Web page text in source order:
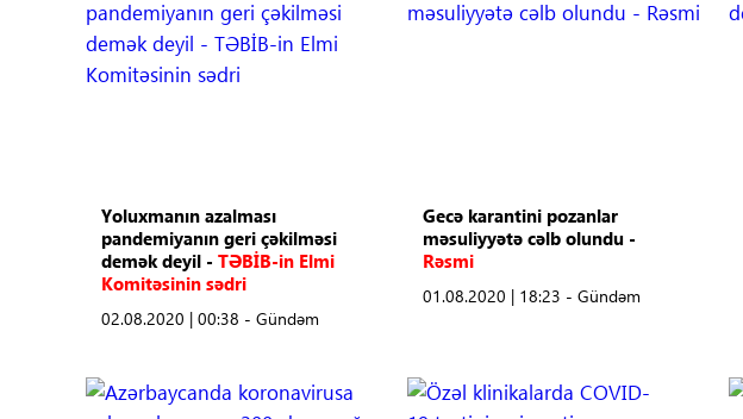
Yoluxmanın azalması
pandemiyanın geri çəkilməsi
demək deyil - TƏBİB-in Elmi
Komitəsinin sədri
02.08.2020 | 00:38 - Gündəm
Gecə karantini pozanlar
məsuliyyətə cəlb olundu -
Rəsmi
01.08.2020 | 18:23 - Gündəm